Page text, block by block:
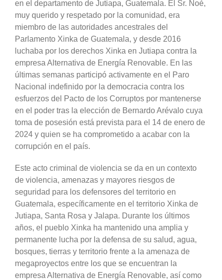
en el departamento de Jutiapa, Guatemala. El Sr. Noé,
muy querido y respetado por la comunidad, era
miembro de las autoridades ancestrales del
Parlamento Xinka de Guatemala, y desde 2016
luchaba por los derechos Xinka en Jutiapa contra la
empresa Alternativa de Energía Renovable. En las
últimas semanas participó activamente en el Paro
Nacional indefinido por la democracia contra los
esfuerzos del Pacto de los Corruptos por mantenerse
en el poder tras la elección de Bernardo Arévalo cuya
toma de posesión está prevista para el 14 de enero de
2024 y quien se ha comprometido a acabar con la
corrupción en el país.
Este acto criminal de violencia se da en un contexto
de violencia, amenazas y mayores riesgos de
seguridad para los defensores del territorio en
Guatemala, específicamente en el territorio Xinka de
Jutiapa, Santa Rosa y Jalapa. Durante los últimos
años, el pueblo Xinka ha mantenido una amplia y
permanente lucha por la defensa de su salud, agua,
bosques, tierras y territorio frente a la amenaza de
megaproyectos entre los que se encuentran la
empresa Alternativa de Energía Renovable, así como